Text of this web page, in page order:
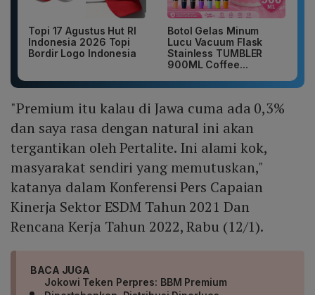
Topi 17 Agustus Hut RI
Indonesia 2026 Topi
Bordir Logo Indonesia
Botol Gelas Minum
Lucu Vacuum Flask
Stainless TUMBLER
900ML Coffee...
"Premium itu kalau di Jawa cuma ada 0,3%
dan saya rasa dengan natural ini akan
tergantikan oleh Pertalite. Ini alami kok,
masyarakat sendiri yang memutuskan,"
katanya dalam Konferensi Pers Capaian
Kinerja Sektor ESDM Tahun 2021 Dan
Rencana Kerja Tahun 2022, Rabu (12/1).
BACA JUGA
Jokowi Teken Perpres: BBM Premium